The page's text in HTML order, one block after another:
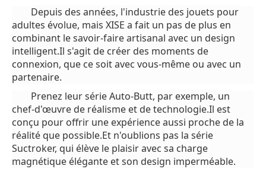
Depuis des années, l'industrie des jouets pour
adultes évolue, mais XISE a fait un pas de plus en
combinant le savoir-faire artisanal avec un design
intelligent.Il s'agit de créer des moments de
connexion, que ce soit avec vous-même ou avec un
partenaire.
Prenez leur série Auto-Butt, par exemple, un
chef-d'œuvre de réalisme et de technologie.Il est
conçu pour offrir une expérience aussi proche de la
réalité que possible.Et n'oublions pas la série
Suctroker, qui élève le plaisir avec sa charge
magnétique élégante et son design imperméable.